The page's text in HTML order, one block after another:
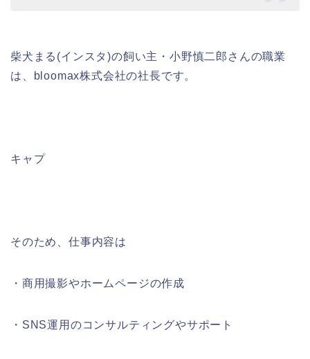
柴犬まる(インスタ)の飼い主・小野慎二郎さんの職業
は、bloomax株式会社の社長です。
キャプ
そのため、仕事内容は
・商用撮影やホームページの作成
・SNS運用のコンサルティングやサポート